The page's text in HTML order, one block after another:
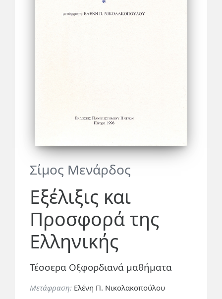
Σίμος Μενάρδος
Εξέλιξις και
Προσφορά της
Ελληνικής
Τέσσερα Οξφορδιανά μαθήματα
Μετάφραση: Ελένη Π. Νικολακοπούλου